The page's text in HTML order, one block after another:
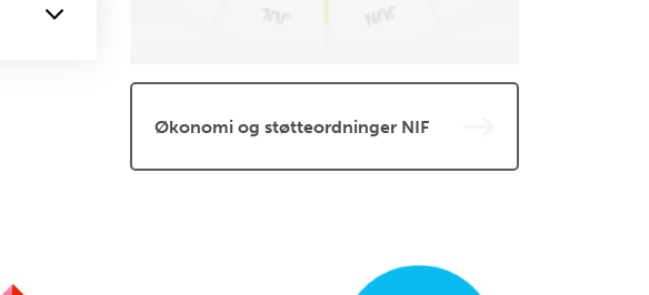
Økonomi og støtteordninger NIF